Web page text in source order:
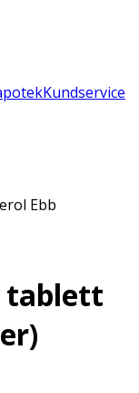
Kundservice
Ebb
tablett